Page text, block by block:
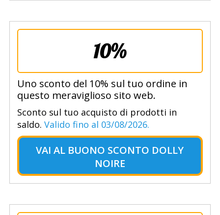
10%
Uno sconto del 10% sul tuo ordine in
questo meraviglioso sito web.
Sconto sul tuo acquisto di prodotti in
saldo. Valido fino al 03/08/2026.
VAI AL BUONO SCONTO DOLLY
NOIRE